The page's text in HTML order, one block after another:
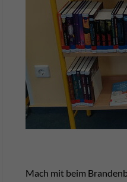
Mach mit beim